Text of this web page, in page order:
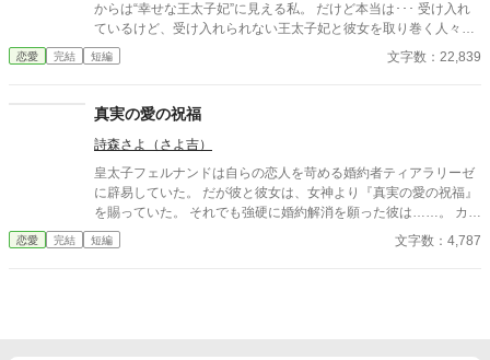
からは“幸せな王太子妃”に見える私。 だけど本当は･･･ 受け入れ
ているけど、受け入れられない王太子妃と彼女を取り巻く人々の
話。 ※※※幸せな話とは言い難いです※※※ タグをよく見て読ん
でください。ハッピーエンドが好みの方(一方通行の愛が駄目な方
の全十二話。 ※番外編の王太子視点はヤンデレ注意報が発令され
恋愛 完結 短編 文字数：22,839
真実の愛の祝福
詩森さよ（さよ吉）
皇太子フェルナンドは自らの恋人を苛める婚約者ティアラリーゼ
に辟易していた。 だが彼と彼女は、女神より『真実の愛の祝福』
を賜っていた。 それでも強硬に婚約解消を願った彼は……。 カク
ヨム、小説家になろうにも掲載。 筆者は体調不良なことも多く、
コメントなどを受け取らない設定にしております。 どうぞよろし
恋愛 完結 短編 文字数：4,787